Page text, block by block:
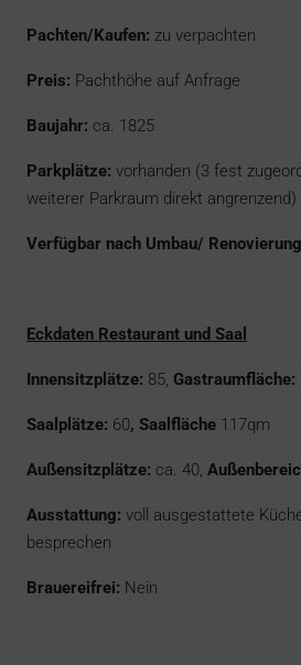
Pachten/Kaufen: zu verpachten
Preis: Pachthöhe auf Anfrage
Baujahr: ca. 1825
Parkplätze: vorhanden (3 fest
weiterer Parkraum direkt angrenzend)
Verfügbar nach Umbau/
Eckdaten Restaurant und Saal
Innensitzplätze: 85, Gastraumfläche:
Saalplätze: 60, Saalfläche 117qm
Außensitzplätze: ca. 40,
Ausstattung: voll ausgestattete
besprechen
Brauereifrei: Nein